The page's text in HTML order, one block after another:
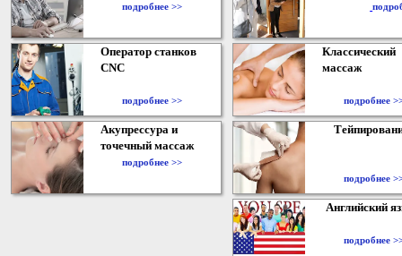
подробнее >>
Оператор станков
CNC
подробнее >>
Классический
массаж
подробнее
Акупрессура и
точечный массаж
подробнее >>
подробнее
Английский
подробнее